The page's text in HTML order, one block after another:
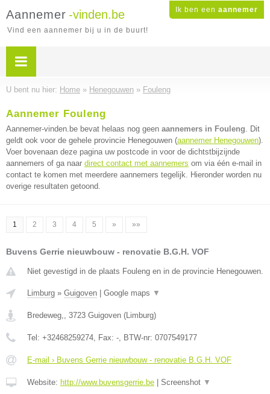
Ik ben een aannemer
Aannemer -vinden.be
Vind een aannemer bij u in de buurt!
U bent nu hier: Home » Henegouwen » Fouleng
Aannemer Fouleng
Aannemer-vinden.be bevat helaas nog geen aannemers in Fouleng. Dit
geldt ook voor de gehele provincie Henegouwen (aannemer Henegouwen).
Voer bovenaan deze pagina uw postcode in voor de dichtstbijzijnde
aannemers of ga naar direct contact met aannemers om via één e-mail in
contact te komen met meerdere aannemers tegelijk. Hieronder worden nu
overige resultaten getoond.
1 2 3 4 5 » »»
Buvens Gerrie nieuwbouw - renovatie B.G.H. VOF
Niet gevestigd in de plaats Fouleng en in de provincie Henegouwen.
Limburg » Guigoven Google maps ▼
Bredeweg,, 3723 Guigoven (Limburg)
Tel: +32468259274, Fax: -, BTW-nr: 0707549177
E-mail › Buvens Gerrie nieuwbouw - renovatie B.G.H. VOF
Website: http://www.buvensgerrie.be Screenshot ▼